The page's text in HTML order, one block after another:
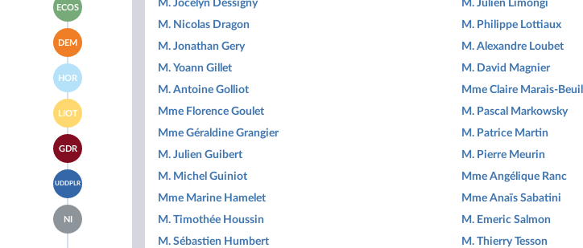
Nouveau
Front
Populaire
et
apparentés
groupe
Droite
Républicaine
à la
page
du
groupe
Écologiste
et
Social
ECOS
Accéder
à la
page
du
groupe
Les
Démocrates
DEM
Accéder
à la
page
du
groupe
Horizons
&
Indépendants
HOR
Accéder
à la
page
du
groupe
Libertés,
Indépendants,
Outre-
mer
et
Territoires
LIOT
Accéder
à la
page
du
groupe
Gauche
Démocrate
et
GDR
Accéder
à la
page
du
groupe
UDDPLR
Accéder
à la
page
NI
M. Jocelyn Dessigny
M. Nicolas Dragon
M. Jonathan Gery
M. Yoann Gillet
M. Antoine Golliot
Mme Florence Goulet
Mme Géraldine Grangier
M. Julien Guibert
M. Michel Guiniot
Mme Marine Hamelet
M. Timothée Houssin
M. Sébastien Humbert
M. Julien Limongi
M. Philippe Lottiaux
M. Alexandre Loubet
M. David Magnier
Mme Claire Marais-Beuil
M. Pascal Markowsky
M. Patrice Martin
M. Pierre Meurin
Mme Angélique Ranc
Mme Anaïs Sabatini
M. Emeric Salmon
M. Thierry Tesson